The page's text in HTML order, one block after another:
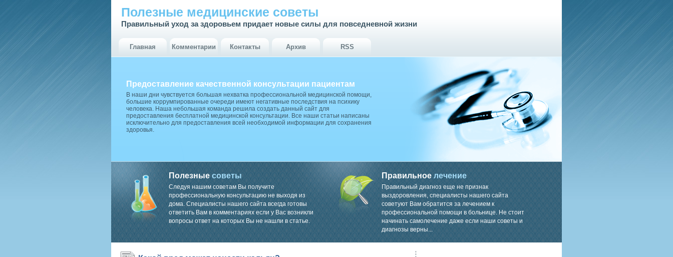
Полезные медицинские советы
Правильный уход за здоровьем придает новые силы для повседневной жизни
Главная Комментарии Контакты Архив RSS
Предоставление качественной консультации пациентам
В наши дни чувствуется большая нехватка профессиональной медицинской помощи,
большие коррумпированные очереди имеют негативные последствия на психику
человека. Наша небольшая команда решила создать данный сайт для
предоставления бесплатной медицинской консультации. Все наши статьи написаны
исключительно для предоставления всей необходимой информации для сохранения
здоровья.
Полезныесоветы
Следуя нашим советам Вы получите
профессиональную консультацию не выходя из
дома. Специалисты нашего сайта всегда готовы
ответить Вам в комментариях если у Вас возникли
вопросы ответ на которых Вы не нашли в статье.
Правильное лечение
Правильный диагноз еще не признак
выздоровления, специалисты нашего сайта
советуют Вам обратится за лечением к
профессиональной помощи в больнице. Не стоит
начинать самолечение даже если наши советы и
диагнозы верны...